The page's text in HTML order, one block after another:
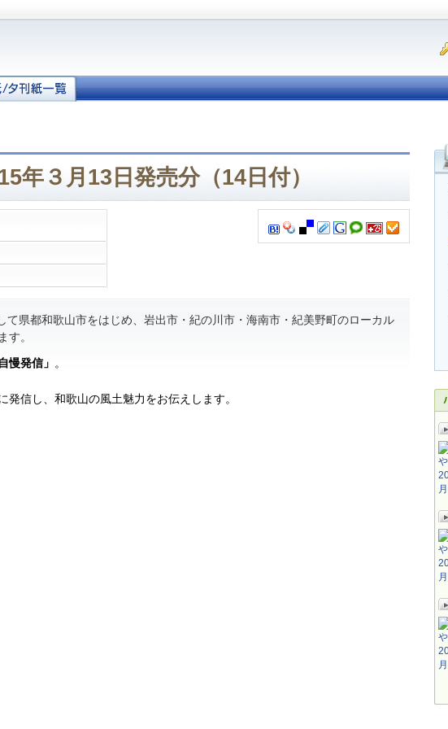
年３月13日発売分（14日付）
県都和歌山市をはじめ、岩出市・紀の川市・海南市・紀美野町のローカル
す。
慢発信」 。
信し、和歌山の風土魅力をお伝えします。